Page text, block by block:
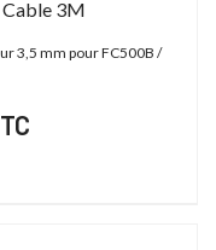
3M
3,5 mm pour FC500B /